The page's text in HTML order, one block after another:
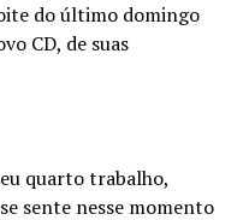
do último domingo
CD, de suas
quarto trabalho,
sente nesse momento